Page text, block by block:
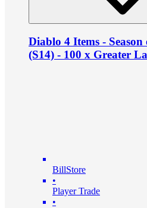
Diablo 4 Items -
(S14) - 100 x Greater
BillStore
•
Player Trade
•